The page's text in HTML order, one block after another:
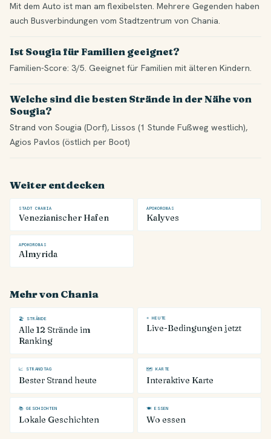
Mit dem Auto ist man am flexibelsten. Mehrere Gegenden haben
auch Busverbindungen vom Stadtzentrum von Chania.
Ist Sougia für Familien geeignet?
Familien-Score: 3/5. Geeignet für Familien mit älteren Kindern.
Welche sind die besten Strände in der Nähe von
Sougia?
Strand von Sougia (Dorf), Lissos (1 Stunde Fußweg westlich),
Agios Pavlos (östlich per Boot)
Weiter entdecken
STADT CHANIA
Venezianischer Hafen
APOKORONAS
Kalyves
APOKORONAS
Almyrida
Mehr von Chania
🏖 STRÄNDE
Alle 12 Strände im
Ranking
☀ HEUTE
Live-Bedingungen jetzt
📈 STRANDTAG
Bester Strand heute
🗺 KARTE
Interaktive Karte
📚 GESCHICHTEN
Lokale Geschichten
🍽 ESSEN
Wo essen